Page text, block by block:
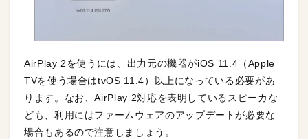
AirPlay 2を使うには、出力元の機器がiOS 11.4（Apple
TVを使う場合はtvOS 11.4）以上になっている必要があ
ります。なお、AirPlay 2対応を表明しているスピーカな
ども、利用にはファームウェアのアップデートが必要な
場合もあるので注意しましょう。